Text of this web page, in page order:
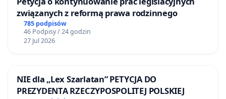
związanych z reformą prawa rodzinnego
785 podpisów
46 Podpisy / 24 godzin
27 Jul 2026
NIE dla „Lex Szarlatan” PETYCJA DO
PREZYDENTA RZECZYPOSPOLITEJ POLSKIEJ